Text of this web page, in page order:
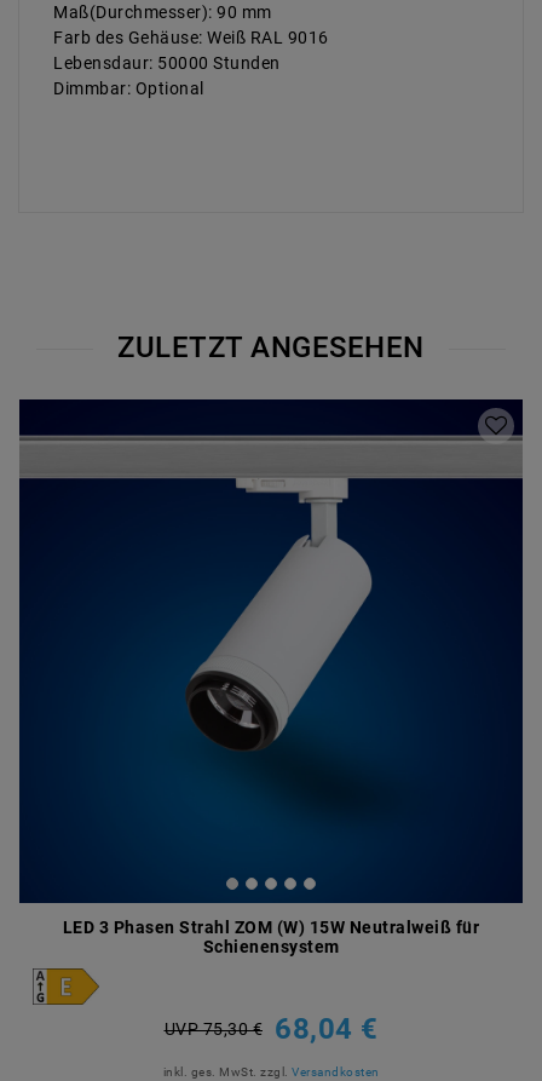
Maß(Durchmesser): 90 mm
Farb des Gehäuse: Weiß RAL 9016
Lebensdaur: 50000 Stunden
Dimmbar: Optional
ZULETZT ANGESEHEN
LED 3 Phasen Strahl ZOM (W) 15W Neutralweiß für
Schienensystem
UVP 75,30 € 68,04 €
inkl. ges. MwSt. zzgl. Versandkosten